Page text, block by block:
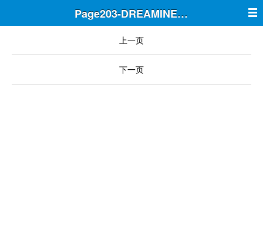
Page203-DREAMINE筑梦
上一页
下一页